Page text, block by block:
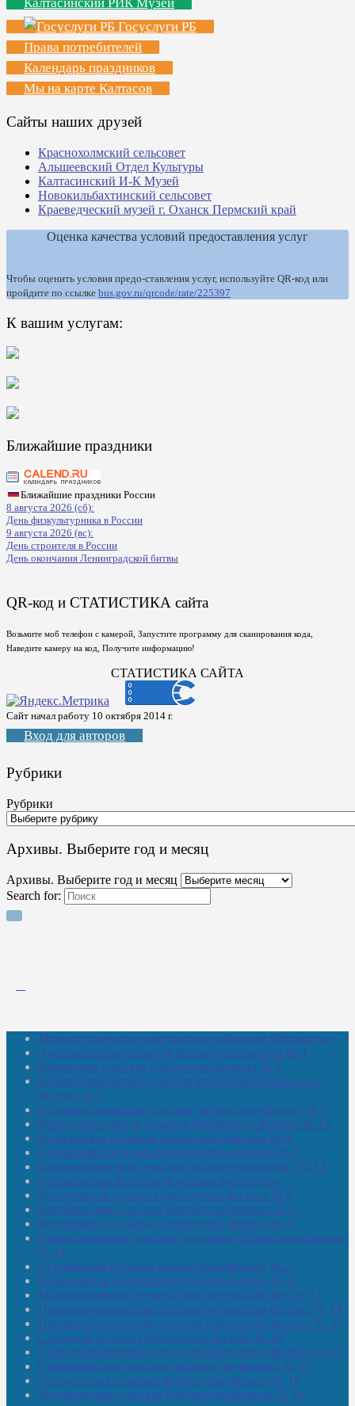
Госуслуги РБ
Права потребителей
Календарь праздников
Мы на карте Калтасов
Сайты наших друзей
Краснохолмский сельсовет
Альшеевский Отдел Культуры
Калтасинский И-К Музей
Новокильбахтинский сельсовет
Краеведческий музей г. Оханск Пермский край
Оценка качества условий предоставления услуг
Чтобы оценить условия предо-ставления услуг, используйте QR-код или
пройдите по ссылке bus.gov.ru/qrcode/rate/225397
К вашим услугам:
Ближайшие праздники
Ближайшие праздники России
8 августа 2026 (сб):
День физкультурника в России
9 августа 2026 (вс):
День строителя в России
День окончания Ленинградской битвы
QR-код и СТАТИСТИКА сайта
Возьмите моб телефон с камерой, Запустите программу для сканирования кода,
Наведите камеру на код, Получите информацию!
СТАТИСТИКА САЙТА
Сайт начал работу 10 октября 2014 г.
Вход для авторов
Рубрики
Рубрики
Архивы. Выберите год и месяц
Архивы. Выберите год и месяц
Search for:
Межпоселенческая центральная районная библиотека
Амзибашевская сельская библиотека-филиал № 1
Бабаевская сельская библиотека-филиал № 2
Большекачаковская сельская модельная библиотека-
филиал № 7
Большекуразовская сельская библиотека-филиал № 3
Верхнетыхтемская сельская библиотека-филиал № 15
Калегинская сельская библиотека-филиал № 6
Калмашевская сельская библиотека-филиал № 5
Калмиябашевская сельская библиотека-филиал № 13
Калтасинская модельная детская библиотека
Кельтеевская сельская библиотека-филиал № 8
Киебаковская сельская библиотека-филиал № 9
Кокушевская сельская библиотека-филиал № 4
Краснохолмская сельская модельная библиотека-филиал
№ 21
Кутеремская сельская библиотека-филиал № 22
Кучашевская сельская библиотека-филиал № 11
Малокачаковская сельская библиотека-филиал № 12
Нижнекачмашевская сельская библиотека-филиал № 14
Новокильбахтинская сельская библиотека-филиал № 19
Сазовская сельская библиотека-филиал № 20
Староорьебашевская сельская библиотека-филиал № 16
Старояшевская сельская библиотека-филиал № 17
Тюльдинская сельская библиотека-филиал № 18
Чилибеевская сельская библиотека-филиал № 10